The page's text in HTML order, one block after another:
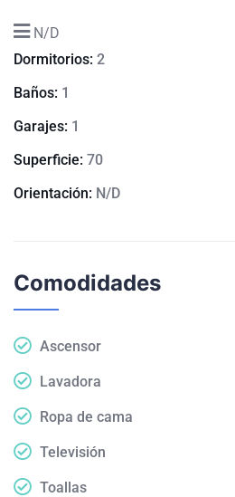
N/D
Dormitorios: 2
Baños: 1
Garajes: 1
Superficie: 70
Orientación: N/D
Comodidades
Ascensor
Lavadora
Ropa de cama
Televisión
Toallas